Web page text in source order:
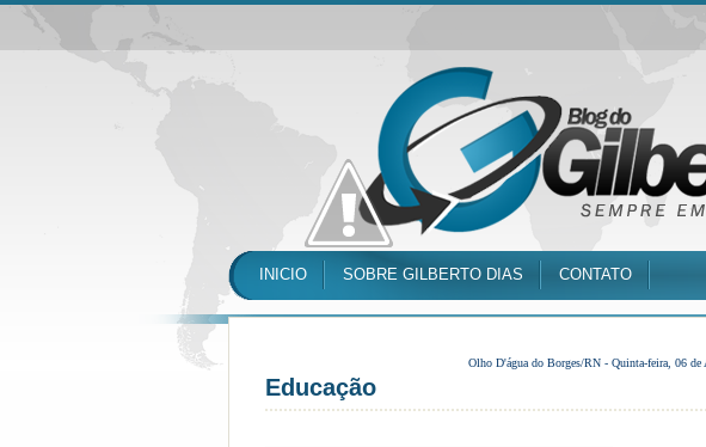
INICIO SOBRE GILBERTO DIAS CONTATO
Olho D'água do Borges/RN - Quinta-feira, 06 de
Educação